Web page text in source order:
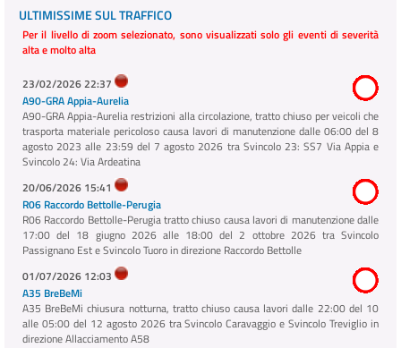
ULTIMISSIME SUL TRAFFICO
Per il livello di zoom selezionato, sono visualizzati solo gli eventi di severità
alta e molto alta
23/02/2026 22:37
A90-GRA Appia-Aurelia
A90-GRA Appia-Aurelia restrizioni alla circolazione, tratto chiuso per veicoli che
trasporta materiale pericoloso causa lavori di manutenzione dalle 06:00 del 8
agosto 2023 alle 23:59 del 7 agosto 2026 tra Svincolo 23: SS7 Via Appia e
Svincolo 24: Via Ardeatina
20/06/2026 15:41
R06 Raccordo Bettolle-Perugia
R06 Raccordo Bettolle-Perugia tratto chiuso causa lavori di manutenzione dalle
17:00 del 18 giugno 2026 alle 18:00 del 2 ottobre 2026 tra Svincolo
Passignano Est e Svincolo Tuoro in direzione Raccordo Bettolle
01/07/2026 12:03
A35 BreBeMi
A35 BreBeMi chiusura notturna, tratto chiuso causa lavori dalle 22:00 del 10
alle 05:00 del 12 agosto 2026 tra Svincolo Caravaggio e Svincolo Treviglio in
direzione Allacciamento A58